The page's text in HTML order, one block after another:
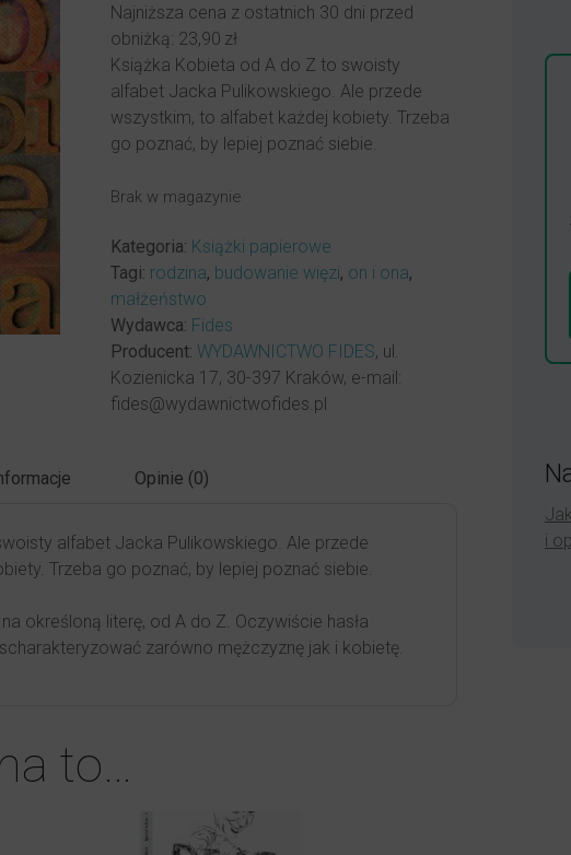
wynosiła:
25,00zł.
wynosi:
Najniższa cena z ostatnich 30 dni przed
obniżką: 23,90 zł
Książka Kobieta od A do Z to swoisty
alfabet Jacka Pulikowskiego. Ale przede
wszystkim, to alfabet każdej kobiety. Trzeba
go poznać, by lepiej poznać siebie.
Brak w magazynie
Kategoria: Książki papierowe
Tagi: rodzina, budowanie więzi, on i ona,
małżeństwo
Wydawca: Fides
Producent: WYDAWNICTWO FIDES, ul.
Kozienicka 17, 30-397 Kraków, e-mail:
fides@wydawnictwofides.pl
Opinie (0)
alfabet Jacka Pulikowskiego. Ale przede
Trzeba go poznać, by lepiej poznać siebie.
określoną literę, od A do Z. Oczywiście hasła
zarówno mężczyznę jak i kobietę.
to…
i